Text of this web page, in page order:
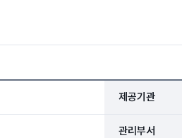
제공기관
관리부서